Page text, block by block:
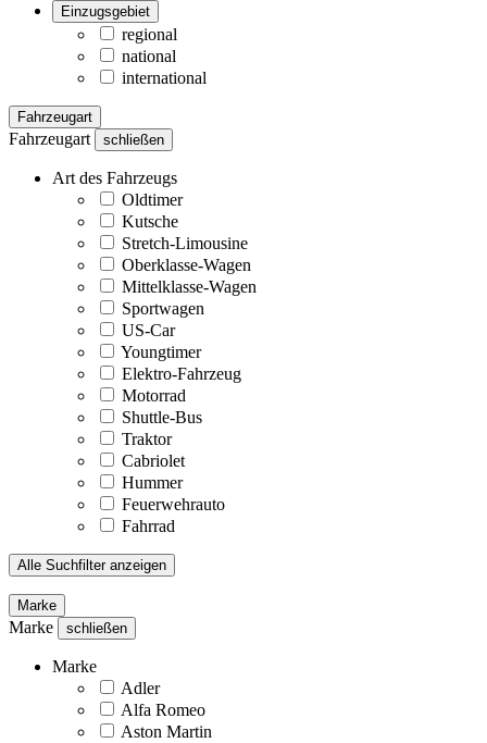
Einzugsgebiet
regional
national
international
Fahrzeugart
Fahrzeugart schließen
Art des Fahrzeugs
Oldtimer
Kutsche
Stretch-Limousine
Oberklasse-Wagen
Mittelklasse-Wagen
Sportwagen
US-Car
Youngtimer
Elektro-Fahrzeug
Motorrad
Shuttle-Bus
Traktor
Cabriolet
Hummer
Feuerwehrauto
Fahrrad
Alle Suchfilter anzeigen
Marke
Marke schließen
Marke
Adler
Alfa Romeo
Aston Martin